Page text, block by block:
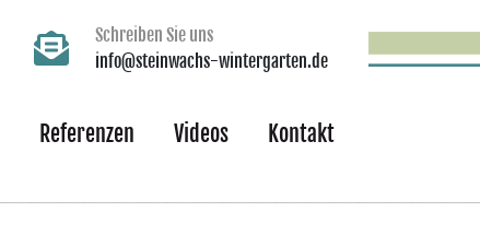
Schreiben Sie uns
info@steinwachs-wintergarten.de
Referenzen Videos Kontakt